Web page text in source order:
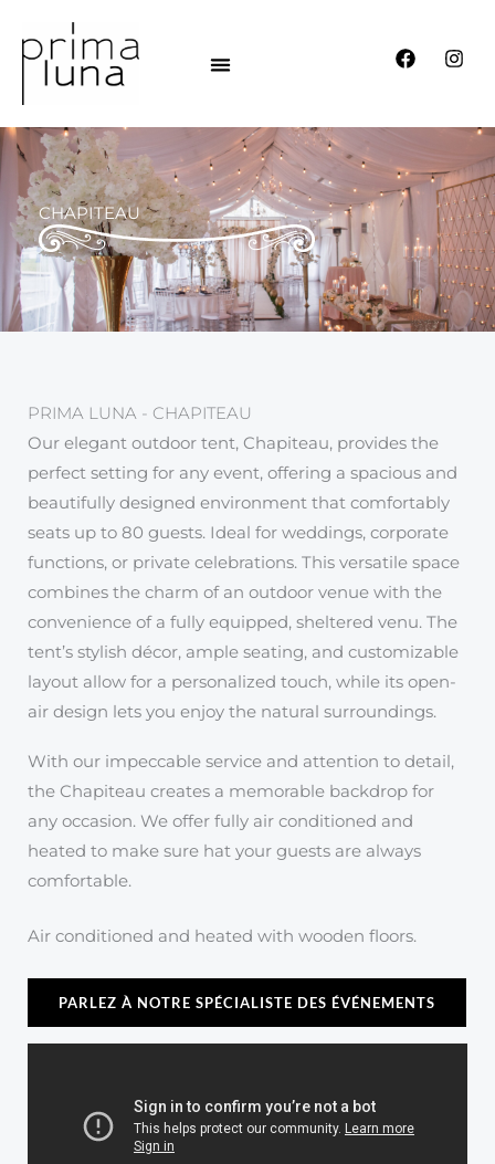
contenu
F
o
k
I
r
a
m
CHAPITEAU
PRIMA LUNA - CHAPITEAU
Our elegant outdoor tent, Chapiteau, provides the
perfect setting for any event, offering a spacious and
beautifully designed environment that comfortably
seats up to 80 guests. Ideal for weddings, corporate
functions, or private celebrations. This versatile space
combines the charm of an outdoor venue with the
convenience of a fully equipped, sheltered venu. The
tent’s stylish décor, ample seating, and customizable
layout allow for a personalized touch, while its open-
air design lets you enjoy the natural surroundings.
With our impeccable service and attention to detail,
the Chapiteau creates a memorable backdrop for
any occasion. We offer fully air conditioned and
heated to make sure hat your guests are always
comfortable.
Air conditioned and heated with wooden floors.
PARLEZ À NOTRE SPÉCIALISTE DES ÉVÉNEMENTS